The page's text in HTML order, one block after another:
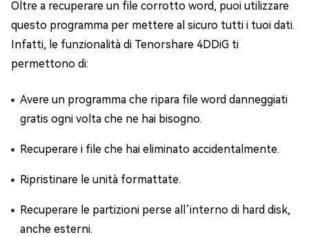
Oltre a recuperare un file corrotto word, puoi utilizzare
questo programma per mettere al sicuro tutti i tuoi dati.
Infatti, le funzionalità di Tenorshare 4DDiG ti
permettono di:
Avere un programma che ripara file word danneggiati
gratis ogni volta che ne hai bisogno.
Recuperare i file che hai eliminato accidentalmente.
Ripristinare le unità formattate.
Recuperare le partizioni perse all’interno di hard disk,
anche esterni.